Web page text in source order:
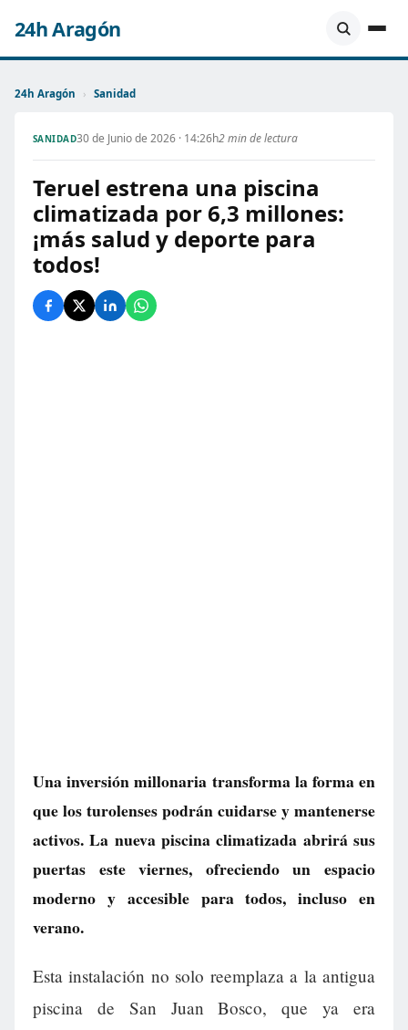
24h Aragón
24h Aragón › Sanidad
SANIDAD30 de Junio de 2026 · 14:26h2 min de lectura
Teruel estrena una piscina
climatizada por 6,3 millones:
¡más salud y deporte para
todos!
Una inversión millonaria transforma la forma en
que los turolenses podrán cuidarse y mantenerse
activos. La nueva piscina climatizada abrirá sus
puertas este viernes, ofreciendo un espacio
moderno y accesible para todos, incluso en
verano.
Esta instalación no solo reemplaza a la antigua
piscina de San Juan Bosco, que ya era